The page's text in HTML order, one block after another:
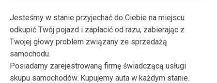
Jesteśmy w stanie przyjechać do Ciebie na miejscu
odkupić Twój pojazd i zapłacić od razu, zabierając z
Twojej głowy problem związany ze sprzedażą
samochodu.
Posiadamy zarejestrowaną firmę świadczącą usługi
skupu samochodów. Kupujemy auta w każdym stanie.